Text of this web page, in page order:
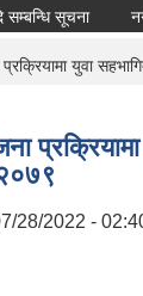
सूचना
युवा
२०७९
28/2022 -